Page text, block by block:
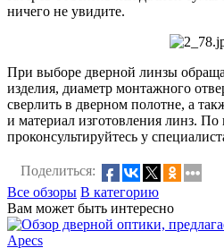
ничего не увидите.
При выборе дверной линзы
изделия, диаметр монтажного
сверлить в дверном полотне, а
и материал изготовления линз. По
проконсультируйтесь у
Поделиться:
Все обзоры В категорию
Вам может быть интересно